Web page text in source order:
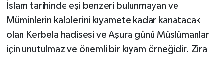
İslam tarihinde eşi benzeri bulunmayan ve
Müminlerin kalplerini kıyamete kadar kanatacak
olan Kerbela hadisesi ve Aşura günü Müslümanlar
için unutulmaz ve önemli bir kıyam örneğidir. Zira